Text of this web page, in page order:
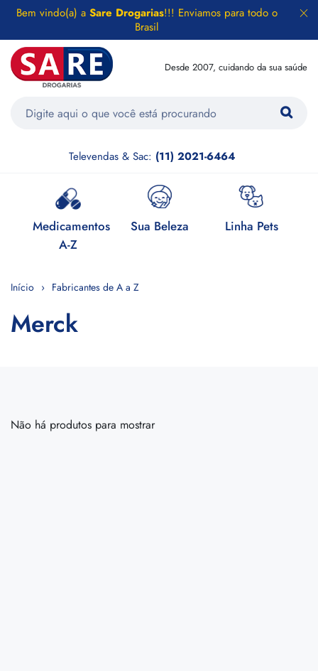
Bem vindo(a) a Sare Drogarias!!! Enviamos para todo o
Brasil
Desde 2007, cuidando da sua saúde
Televendas & Sac: (11) 2021-6464
Medicamentos
A-Z
Sua Beleza Linha Pets
Início Fabricantes de A a Z
Merck
Não há produtos para mostrar